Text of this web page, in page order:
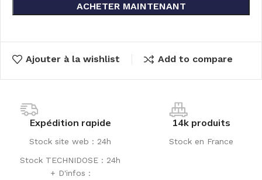
ACHETER MAINTENANT
Ajouter à la wishlist Add to compare
Expédition rapide
Stock site web : 24h
Stock TECHNIDOSE : 24h
+ D'infos :
14k produits
Stock en France